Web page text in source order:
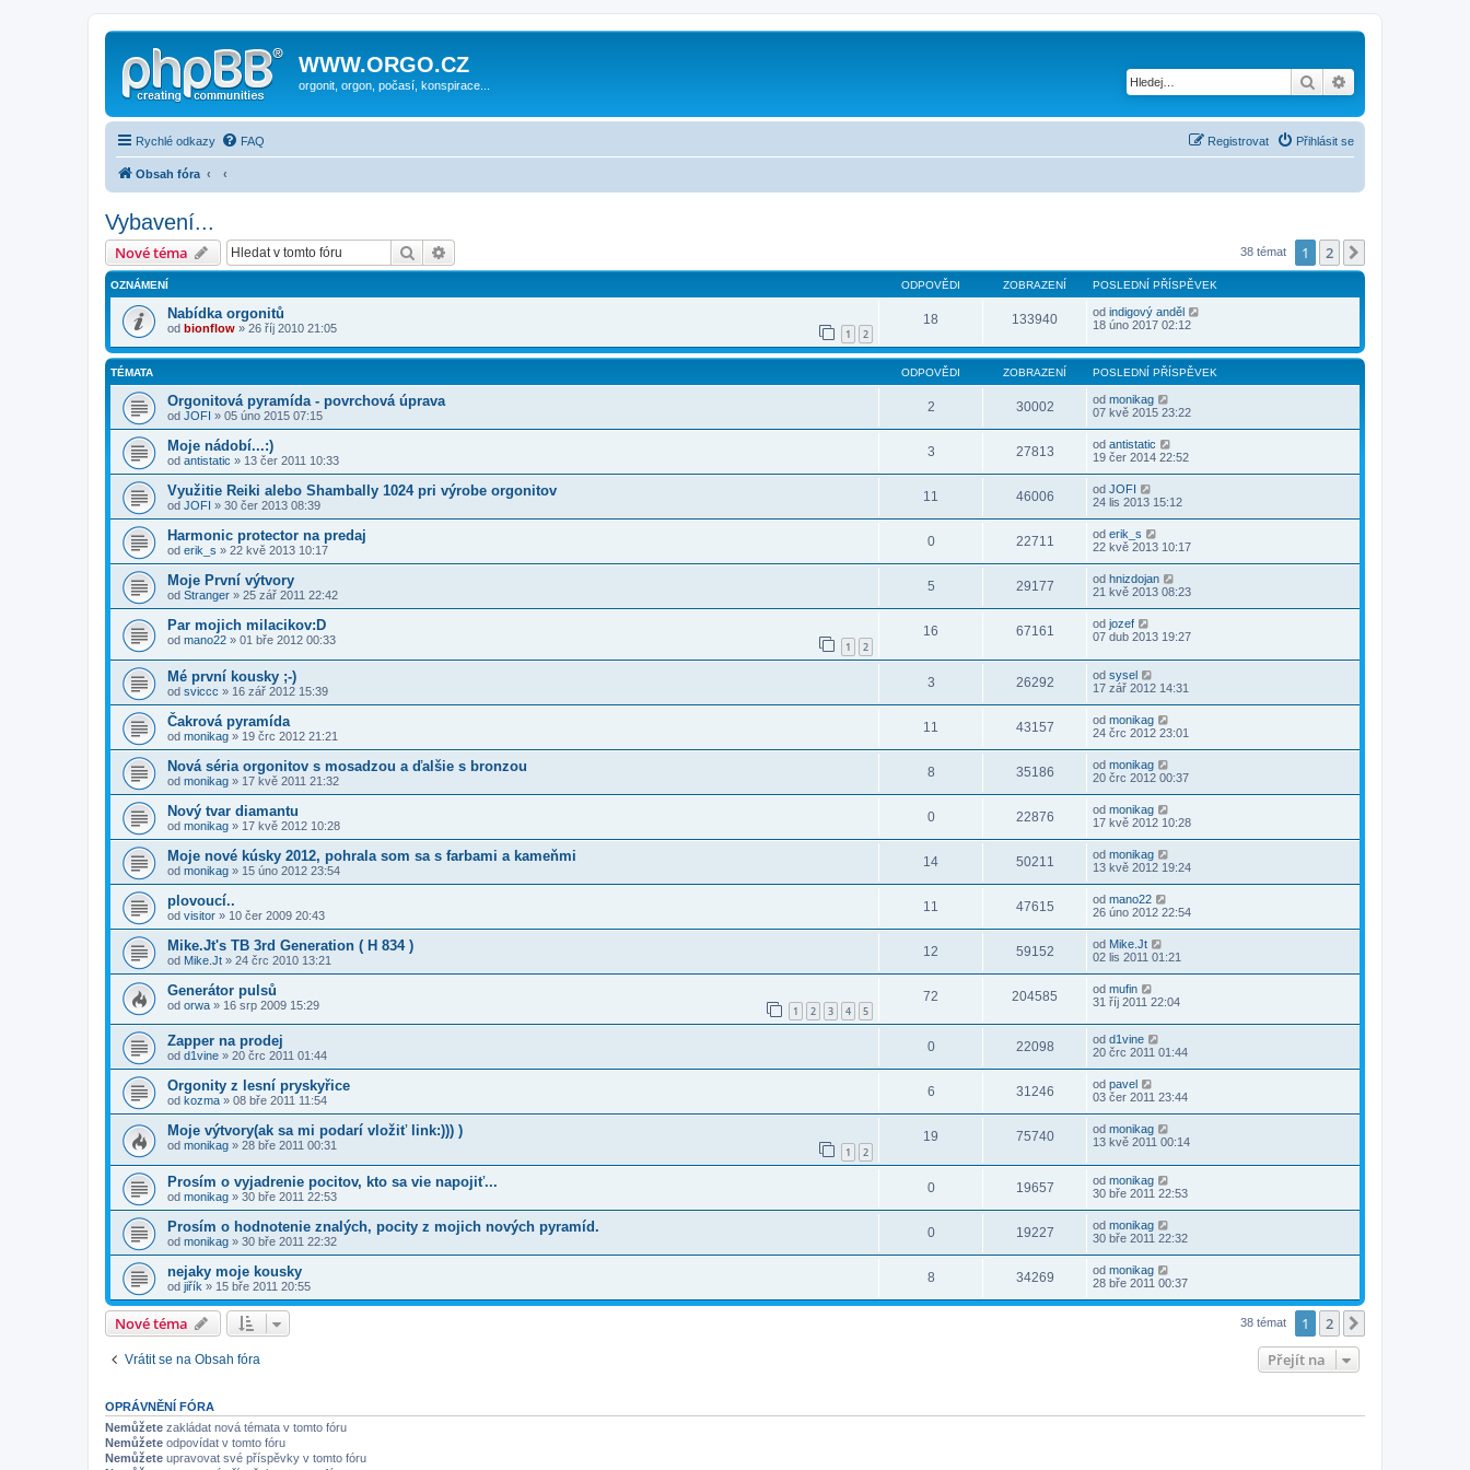
WWW.ORGO.CZ
orgonit, orgon, počasí, konspirace... Hledat
Rychlé odkazy FAQ Přihlásit se
Registrovat
Obsah fóra
Vybavení...
Nové téma Hledat 38 témat 1 2
OZNÁMENÍ ODPOVĚDI ZOBRAZENÍ POSLEDNÍ PŘÍSPĚVEK
Nabídka orgonitů
od bionflow » 26 říj 2010 21:05 1 2
18 133940 od indigový anděl
18 úno 2017 02:12
TÉMATA ODPOVĚDI ZOBRAZENÍ POSLEDNÍ PŘÍSPĚVEK
Orgonitová pyramída - povrchová úprava
od JOFI » 05 úno 2015 07:15
2 30002 od monikag
07 kvě 2015 23:22
Moje nádobí...:)
od antistatic » 13 čer 2011 10:33
3 27813 od antistatic
19 čer 2014 22:52
Využitie Reiki alebo Shambally 1024 pri výrobe orgonitov
od JOFI » 30 čer 2013 08:39
11 46006 od JOFI
24 lis 2013 15:12
Harmonic protector na predaj
od erik_s » 22 kvě 2013 10:17
0 22711 od erik_s
22 kvě 2013 10:17
Moje První výtvory
od Stranger » 25 zář 2011 22:42
5 29177 od hnizdojan
21 kvě 2013 08:23
Par mojich milacikov:D
od mano22 » 01 bře 2012 00:33 1 2
16 67161 od jozef
07 dub 2013 19:27
Mé první kousky ;-)
od sviccc » 16 zář 2012 15:39
3 26292 od sysel
17 zář 2012 14:31
Čakrová pyramída
od monikag » 19 črc 2012 21:21
11 43157 od monikag
24 črc 2012 23:01
Nová séria orgonitov s mosadzou a ďalšie s bronzou
od monikag » 17 kvě 2011 21:32
8 35186 od monikag
20 črc 2012 00:37
Nový tvar diamantu
od monikag » 17 kvě 2012 10:28
0 22876 od monikag
17 kvě 2012 10:28
Moje nové kúsky 2012, pohrala som sa s farbami a kameňmi
od monikag » 15 úno 2012 23:54
14 50211 od monikag
13 kvě 2012 19:24
plovoucí..
od visitor » 10 čer 2009 20:43
11 47615 od mano22
26 úno 2012 22:54
Mike.Jt's TB 3rd Generation ( H 834 )
od Mike.Jt » 24 črc 2010 13:21
12 59152 od Mike.Jt
02 lis 2011 01:21
Generátor pulsů
od orwa » 16 srp 2009 15:29 1 2 3 4 5
72 204585 od mufin
31 říj 2011 22:04
Zapper na prodej
od d1vine » 20 črc 2011 01:44
0 22098 od d1vine
20 črc 2011 01:44
Orgonity z lesní pryskyřice
od kozma » 08 bře 2011 11:54
6 31246 od pavel
03 čer 2011 23:44
Moje výtvory(ak sa mi podarí vložiť link:))) )
od monikag » 28 bře 2011 00:31 1 2
19 75740 od monikag
13 kvě 2011 00:14
Prosím o vyjadrenie pocitov, kto sa vie napojiť...
od monikag » 30 bře 2011 22:53
0 19657 od monikag
30 bře 2011 22:53
Prosím o hodnotenie znalých, pocity z mojich nových pyramíd.
od monikag » 30 bře 2011 22:32
0 19227 od monikag
30 bře 2011 22:32
nejaky moje kousky
od jiřík » 15 bře 2011 20:55
8 34269 od monikag
28 bře 2011 00:37
Nové téma 38 témat 1 2
Vrátit se na Obsah fóra Přejít na
OPRÁVNĚNÍ FÓRA
Nemůžete zakládat nová témata v tomto fóru
Nemůžete odpovídat v tomto fóru
Nemůžete upravovat své příspěvky v tomto fóru